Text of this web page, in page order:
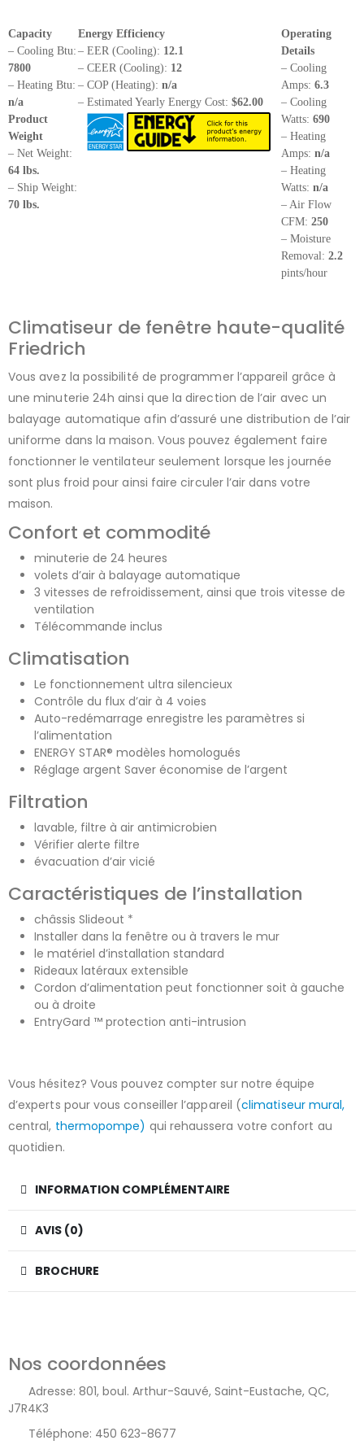
Capacity
– Cooling Btu:
7800
– Heating Btu:
n/a
Product
Weight
– Net Weight:
64 lbs.
– Ship Weight:
70 lbs.
Energy Efficiency
– EER (Cooling): 12.1
– CEER (Cooling): 12
– COP (Heating): n/a
– Estimated Yearly Energy Cost: $62.00
Operating
Details
– Cooling
Amps: 6.3
– Cooling
Watts: 690
– Heating
Amps: n/a
– Heating
Watts: n/a
– Air Flow
CFM: 250
– Moisture
Removal: 2.2
pints/hour
Climatiseur de fenêtre haute-qualité
Friedrich
Vous avez la possibilité de programmer l’appareil grâce à
une minuterie 24h ainsi que la direction de l’air avec un
balayage automatique afin d’assuré une distribution de l’air
uniforme dans la maison. Vous pouvez également faire
fonctionner le ventilateur seulement lorsque les journée
sont plus froid pour ainsi faire circuler l’air dans votre
maison.
Confort et commodité
minuterie de 24 heures
volets d’air à balayage automatique
3 vitesses de refroidissement, ainsi que trois vitesse de
ventilation
Télécommande inclus
Climatisation
Le fonctionnement ultra silencieux
Contrôle du flux d’air à 4 voies
Auto-redémarrage enregistre les paramètres si
l’alimentation
ENERGY STAR® modèles homologués
Réglage argent Saver économise de l’argent
Filtration
lavable, filtre à air antimicrobien
Vérifier alerte filtre
évacuation d’air vicié
Caractéristiques de l’installation
châssis Slideout *
Installer dans la fenêtre ou à travers le mur
le matériel d’installation standard
Rideaux latéraux extensible
Cordon d’alimentation peut fonctionner soit à gauche
ou à droite
EntryGard ™ protection anti-intrusion
Vous hésitez? Vous pouvez compter sur notre équipe
d’experts pour vous conseiller l’appareil (climatiseur mural,
central, thermopompe) qui rehaussera votre confort au
quotidien.
INFORMATION COMPLÉMENTAIRE
AVIS (0)
BROCHURE
Nos coordonnées
Adresse: 801, boul. Arthur-Sauvé, Saint-Eustache, QC,
J7R4K3
Téléphone: 450 623-8677